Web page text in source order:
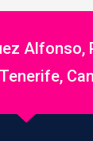
Alfonso,